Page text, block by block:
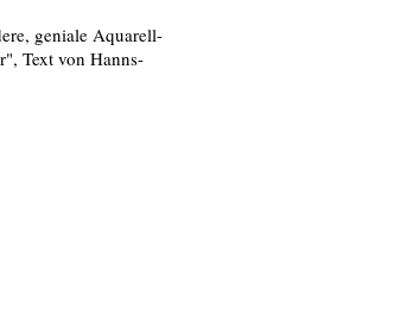
geniale Aquarell-
Text von Hanns-